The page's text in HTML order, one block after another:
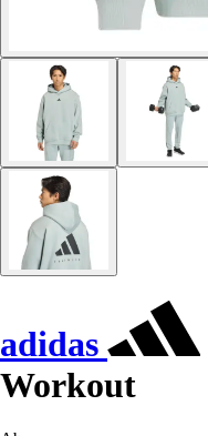
adidas
Workout